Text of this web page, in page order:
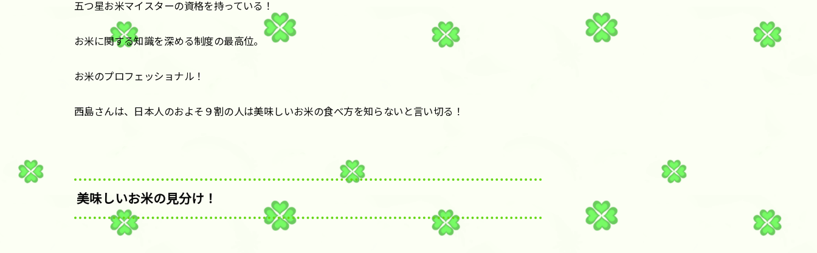
五つ星お米マイスターの資格を持っている！
お米に関する知識を深める制度の最高位。
お米のプロフェッショナル！
西島さんは、日本人のおよそ９割の人は美味しいお米の食べ方を知らないと言い切る！
美味しいお米の見分け！